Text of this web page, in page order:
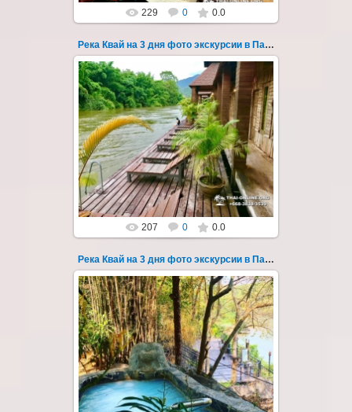
229 0 0.0
Река Квай на 3 дня фото экскурсии в Паттайе 59
22.03.2023
Тур на три дня из Паттайи на реку Квай,
водопады Эраван, Сайок Ной и Сайок Яй,
затопленный город Сангклабури, деревня...
Thai-Online
207 0 0.0
Река Квай на 3 дня фото экскурсии в Паттайе 6
22.03.2023
Тур на три дня из Паттайи на реку Квай,
водопады Эраван, Сайок Ной и Сайок Яй,
затопленный город Сангклабури, деревня...
Thai-Online